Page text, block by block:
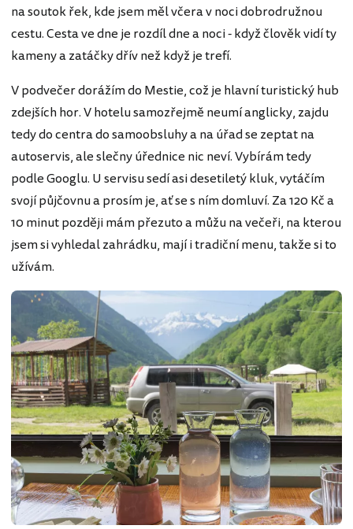
na soutok řek, kde jsem měl včera v noci dobrodružnou
cestu. Cesta ve dne je rozdíl dne a noci - když člověk vidí ty
kameny a zatáčky dřív než když je trefí.
V podvečer dorážím do Mestie, což je hlavní turistický hub
zdejších hor. V hotelu samozřejmě neumí anglicky, zajdu
tedy do centra do samoobsluhy a na úřad se zeptat na
autoservis, ale slečny úřednice nic neví. Vybírám tedy
podle Googlu. U servisu sedí asi desetiletý kluk, vytáčím
svojí půjčovnu a prosím je, ať se s ním domluví. Za 120 Kč a
10 minut později mám přezuto a můžu na večeři, na kterou
jsem si vyhledal zahrádku, mají i tradiční menu, takže si to
užívám.